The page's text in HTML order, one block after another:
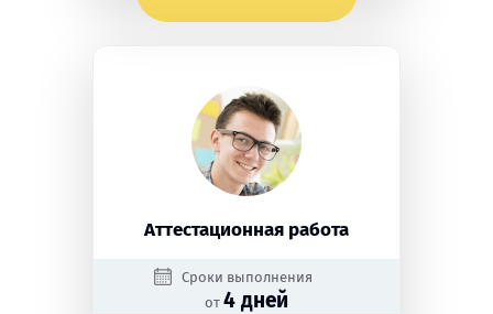
Аттестационная работа
Сроки выполнения
от 4 дней